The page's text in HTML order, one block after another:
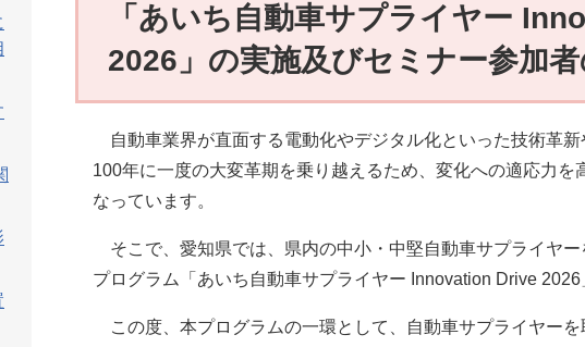
「あいち自動車サプライヤー
2026」の実施及びセミナー参加
自動車業界が直面する電動化やデジタル化といった技術革
100年に一度の大変革期を乗り越えるため、変化への適応力を
なっています。
そこで、愛知県では、県内の中小・中堅自動車サプライヤ
プログラム「あいち自動車サプライヤー Innovation Drive 2026
この度、本プログラムの一環として、自動車サプライヤー